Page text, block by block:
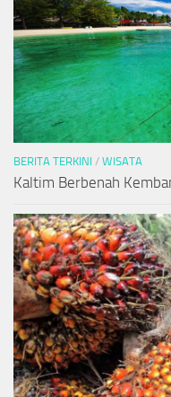
BERITA TERKINI / WISATA
Kaltim Berbenah